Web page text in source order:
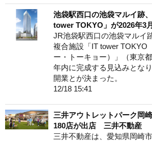
池袋駅西口の池袋マルイ跡
tower TOKYO」が2026年3
JR池袋駅西口の池袋マルイ
複合施設「IT tower TOKYO
ー・トーキョー）」（東京
年内に完成する見込みとな
開業とが決まった。
12/18 15:41
三井アウトレットパーク岡
180店が出店 三井不動産
三井不動産は、愛知県岡崎